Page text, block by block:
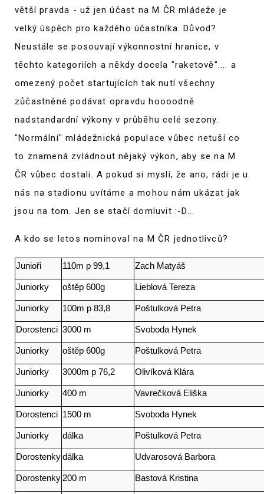
větší pravda - už jen účast na M ČR mládeže je
velký úspěch pro každého účastníka. Důvod?
Neustále se posouvají výkonnostní hranice, v
těchto kategoriích a někdy docela "raketově".... a
omezený počet startujících tak nutí všechny
zůčastněné podávat opravdu hoooodně
nadstandardní výkony v průběhu celé sezony.
"Normální" mládežnická populace vůbec netuší co
to znamená zvládnout nějaký výkon, aby se na M
ČR vůbec dostali. A pokud si myslí, že ano, rádi je u
nás na stadionu uvítáme a mohou nám ukázat jak
jsou na tom. Jen se stačí domluvit :-D...
A kdo se letos nominoval na M ČR jednotlivců?
Junioři 110m p 99,1 Zach Matyáš
Juniorky oštěp 600g Lieblová Tereza
Juniorky 100m p 83,8 Poštulková Petra
Dorostenci 3000 m Svoboda Hynek
Juniorky oštěp 600g Poštulková Petra
Juniorky 3000m p 76,2 Olivíková Klára
Juniorky 400 m Vavrečková Eliška
Dorostenci 1500 m Svoboda Hynek
Juniorky dálka Poštulková Petra
Dorostenkydálka Udvarosová Barbora
Dorostenky200 m Bastová Kristina